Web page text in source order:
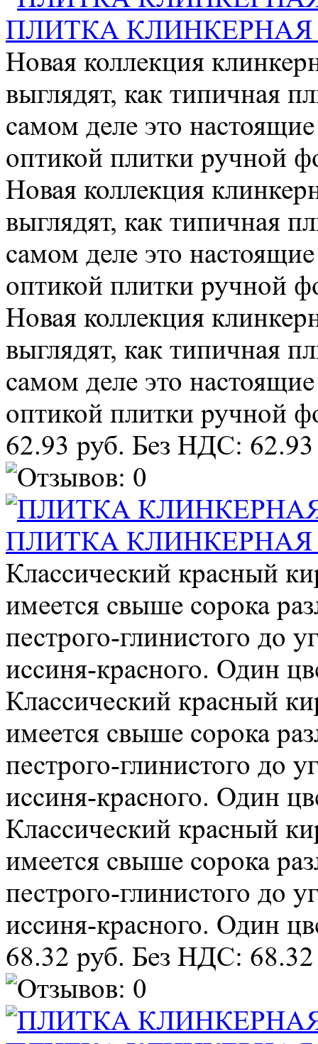
ПЛИТКА КЛИНКЕРНАЯ
Новая коллекция
выглядят, как типичная
самом деле это
оптикой плитки ручной
Новая коллекция
выглядят, как типичная
самом деле это
оптикой плитки ручной
Новая коллекция
выглядят, как типичная
самом деле это
оптикой плитки ручной
62.93 руб. Без НДС: 62.93
ПЛИТКА КЛИНКЕРНАЯ
Классический красный
имеется свыше сорока
пестрого-глинистого до
иссиня-красного. Один
Классический красный
имеется свыше сорока
пестрого-глинистого до
иссиня-красного. Один
Классический красный
имеется свыше сорока
пестрого-глинистого до
иссиня-красного. Один
68.32 руб. Без НДС: 68.32